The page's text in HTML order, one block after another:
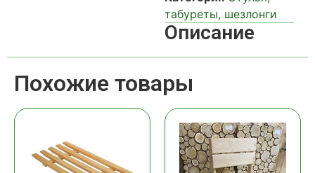
табуреты, шезлонги
Описание
Похожие товары